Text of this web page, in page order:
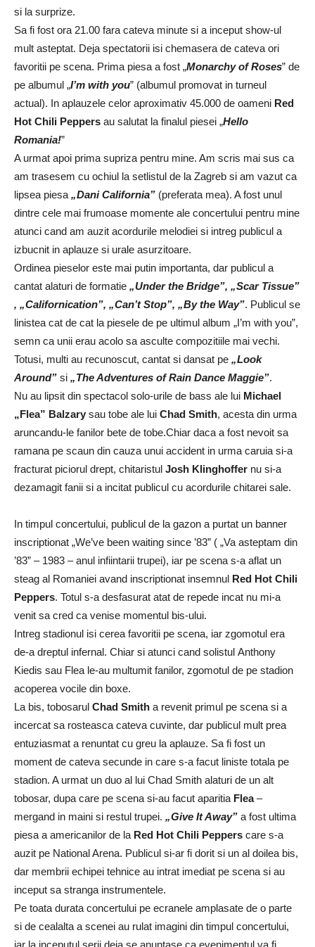
si la surprize.
Sa fi fost ora 21.00 fara cateva minute si a inceput show-ul
mult asteptat. Deja spectatorii isi chemasera de cateva ori
favoritii pe scena. Prima piesa a fost „Monarchy of Roses” de
pe albumul „I’m with you” (albumul promovat in turneul
actual). In aplauzele celor aproximativ 45.000 de oameni Red
Hot Chili Peppers au salutat la finalul piesei „Hello
Romania!”
A urmat apoi prima supriza pentru mine. Am scris mai sus ca
am trasesem cu ochiul la setlistul de la Zagreb si am vazut ca
lipsea piesa „Dani California” (preferata mea). A fost unul
dintre cele mai frumoase momente ale concertului pentru mine
atunci cand am auzit acordurile melodiei si intreg publicul a
izbucnit in aplauze si urale asurzitoare.
Ordinea pieselor este mai putin importanta, dar publicul a
cantat alaturi de formatie „Under the Bridge”, „Scar Tissue”
, „Californication”, „Can’t Stop”, „By the Way”. Publicul se
linistea cat de cat la piesele de pe ultimul album „I’m with you”,
semn ca unii erau acolo sa asculte compozitiile mai vechi.
Totusi, multi au recunoscut, cantat si dansat pe „Look
Around” si „The Adventures of Rain Dance Maggie”.
Nu au lipsit din spectacol solo-urile de bass ale lui Michael
„Flea” Balzary sau tobe ale lui Chad Smith, acesta din urma
aruncandu-le fanilor bete de tobe.Chiar daca a fost nevoit sa
ramana pe scaun din cauza unui accident in urma caruia si-a
fracturat piciorul drept, chitaristul Josh Klinghoffer nu si-a
dezamagit fanii si a incitat publicul cu acordurile chitarei sale.
In timpul concertului, publicul de la gazon a purtat un banner
inscriptionat „We’ve been waiting since ’83” ( „Va asteptam din
’83” – 1983 – anul infiintarii trupei), iar pe scena s-a aflat un
steag al Romaniei avand inscriptionat insemnul Red Hot Chili
Peppers. Totul s-a desfasurat atat de repede incat nu mi-a
venit sa cred ca venise momentul bis-ului.
Intreg stadionul isi cerea favoritii pe scena, iar zgomotul era
de-a dreptul infernal. Chiar si atunci cand solistul Anthony
Kiedis sau Flea le-au multumit fanilor, zgomotul de pe stadion
acoperea vocile din boxe.
La bis, tobosarul Chad Smith a revenit primul pe scena si a
incercat sa rosteasca cateva cuvinte, dar publicul mult prea
entuziasmat a renuntat cu greu la aplauze. Sa fi fost un
moment de cateva secunde in care s-a facut liniste totala pe
stadion. A urmat un duo al lui Chad Smith alaturi de un alt
tobosar, dupa care pe scena si-au facut aparitia Flea–
mergand in maini si restul trupei. „Give It Away” a fost ultima
piesa a americanilor de la Red Hot Chili Peppers care s-a
auzit pe National Arena. Publicul si-ar fi dorit si un al doilea bis,
dar membrii echipei tehnice au intrat imediat pe scena si au
inceput sa stranga instrumentele.
Pe toata durata concertului pe ecranele amplasate de o parte
si de cealalta a scenei au rulat imagini din timpul concertului,
iar la inceputul serii deja se anuntase ca evenimentul va fi